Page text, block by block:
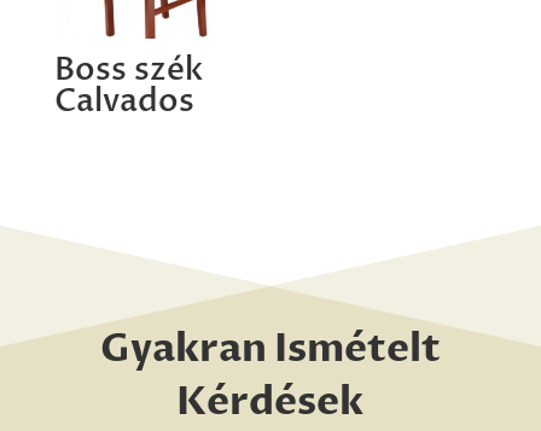
Boss szék
Calvados
Gyakran Ismételt
Kérdések